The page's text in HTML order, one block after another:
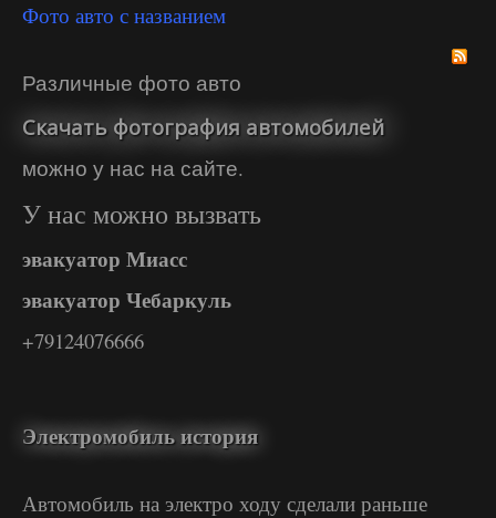
Фото авто с названием
Различные фото авто
Скачать фотография автомобилей
можно у нас на сайте.
У нас можно вызвать
эвакуатор Миасс
эвакуатор Чебаркуль
+79124076666
Электромобиль история
Автомобиль на электро ходу сделали раньше